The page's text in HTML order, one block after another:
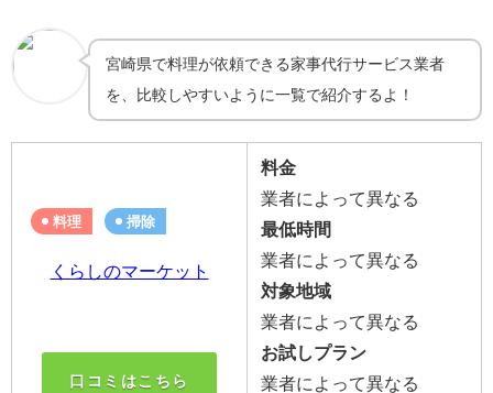
宮崎県で料理が依頼できる家事代行サービス業者
を、比較しやすいように一覧で紹介するよ！
料理 掃除
くらしのマーケット
口コミはこちら
料金
業者によって異なる
最低時間
業者によって異なる
対象地域
業者によって異なる
お試しプラン
業者によって異なる